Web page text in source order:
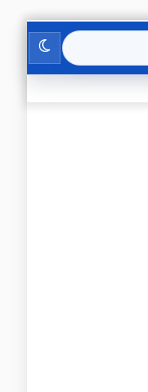
تغییر
پوسته